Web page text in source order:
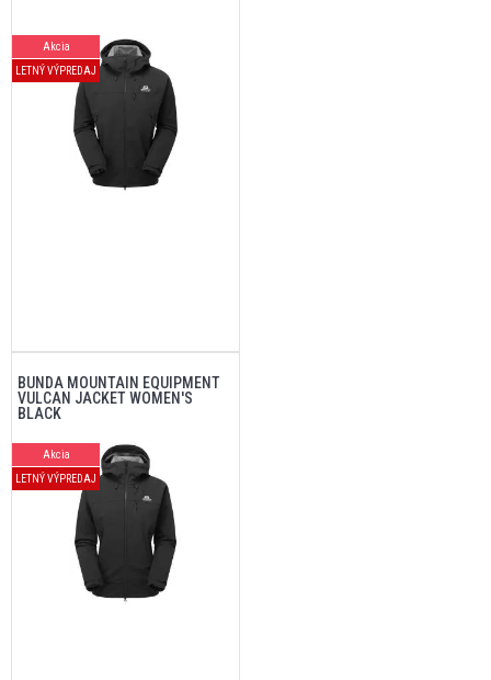
Akcia
LETNÝ VÝPREDAJ
BUNDA MOUNTAIN EQUIPMENT
VULCAN JACKET WOMEN'S
BLACK
Akcia
LETNÝ VÝPREDAJ